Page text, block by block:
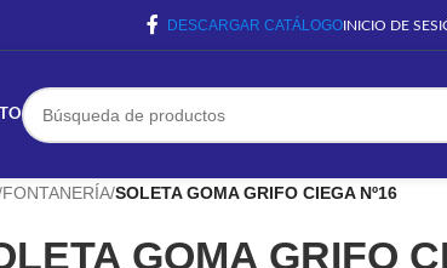
DESCARGAR CATÁLOGOINICIO DE
FONTANERÍA/SOLETA GOMA GRIFO CIEGA Nº16
GOMA GRIFO